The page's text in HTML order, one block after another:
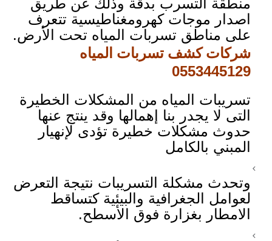
منطقة التسرب بدقة وذلك عن طريق
اصدار موجات كهرومغناطيسية تتعرف
على مناطق تسربات المياه تحت الأرض.
شركات كشف تسربات المياه
0553445129
تسريبات المياه من المشكلات الخطيرة
التى لا يجدر بنا إهمالها وقد ينتج عنها
حدوث مشكلات خطيرة تؤدى لإنهيار
المبني بالكامل
وتحدث مشكلة التسريبات نتيجة التعرض
لعوامل الجغرافية والبيئية كتساقط
الامطار بغزارة فوق الأسطح.